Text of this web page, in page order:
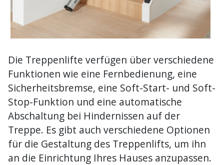
Die Treppenlifte verfügen über verschiedene
Funktionen wie eine Fernbedienung, eine
Sicherheitsbremse, eine Soft-Start- und Soft-
Stop-Funktion und eine automatische
Abschaltung bei Hindernissen auf der
Treppe. Es gibt auch verschiedene Optionen
für die Gestaltung des Treppenlifts, um ihn
an die Einrichtung Ihres Hauses anzupassen.